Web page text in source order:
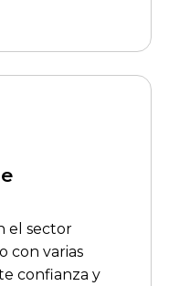
el sector
con varias
confianza y